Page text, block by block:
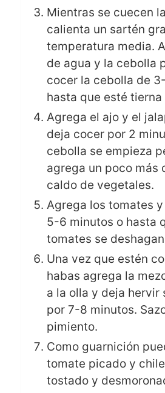
Mientras se cuecen
calienta un sartén
temperatura media.
de agua y la cebolla
cocer la cebolla de
hasta que esté
Agrega el ajo y el
deja cocer por 2
cebolla se empieza
agrega un poco más
caldo de vegetales.
Agrega los tomates
5-6 minutos o hasta
tomates se
Una vez que estén
habas agrega la
a la olla y deja hervir
por 7-8 minutos.
pimiento.
Como guarnición
tomate picado y
tostado y